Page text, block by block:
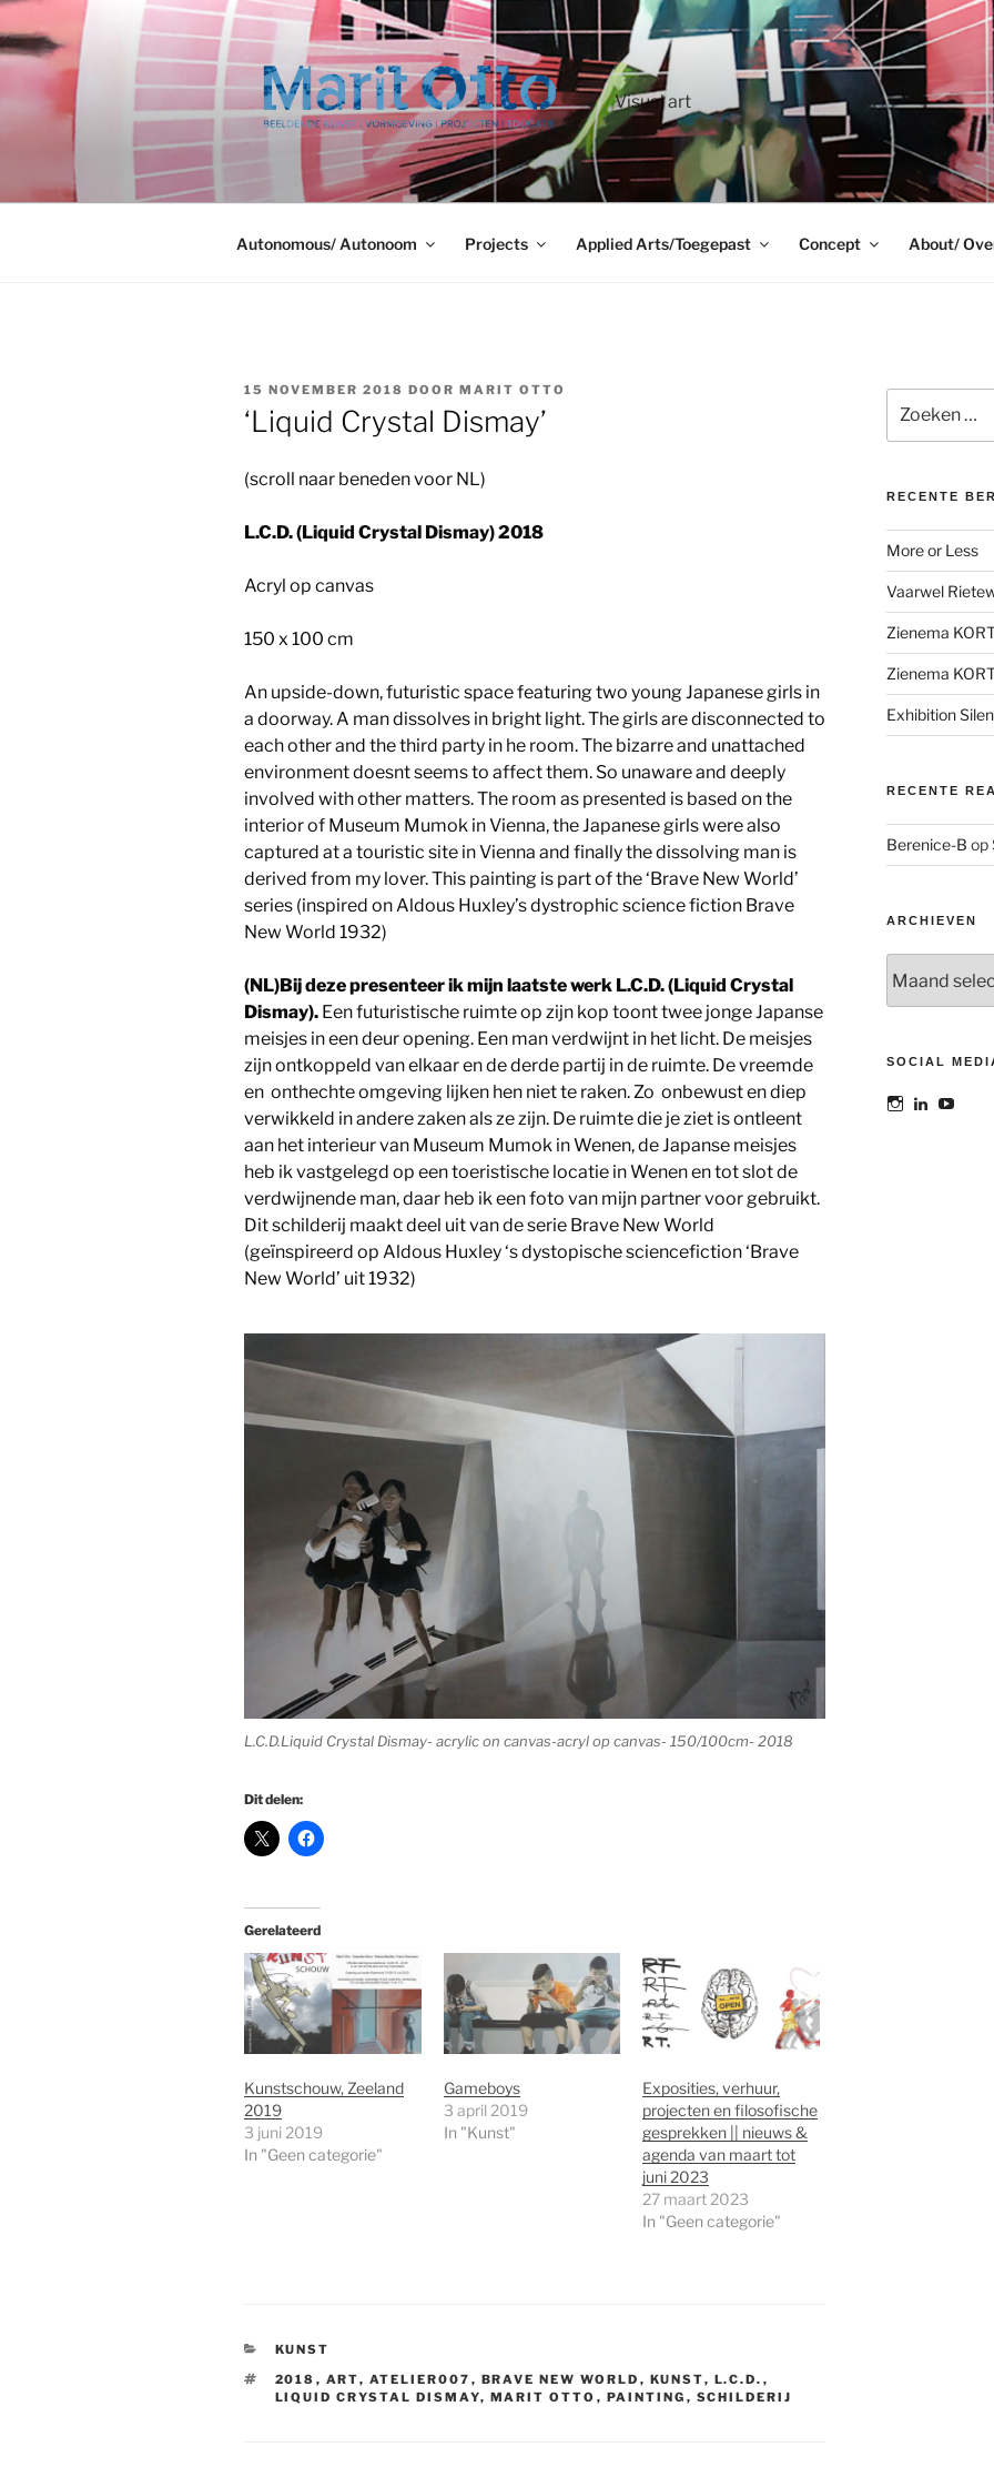
Ga
naar
de
Visual art
Autonomous/ Autonoom Projects Applied Arts/Toegepast Concept About/
GEPLAATST
OP
15 NOVEMBER 2018 DOOR MARIT OTTO
‘Liquid Crystal Dismay’
(scroll naar beneden voor NL)
L.C.D. (Liquid Crystal Dismay) 2018
Acryl op canvas
150 x 100 cm
An upside-down, futuristic space featuring two young Japanese girls in
a doorway. A man dissolves in bright light. The girls are disconnected to
each other and the third party in he room. The bizarre and unattached
environment doesnt seems to affect them. So unaware and deeply
involved with other matters. The room as presented is based on the
interior of Museum Mumok in Vienna, the Japanese girls were also
captured at a touristic site in Vienna and finally the dissolving man is
derived from my lover. This painting is part of the ‘Brave New World’
series (inspired on Aldous Huxley’s dystrophic science fiction Brave
New World 1932)
(NL)Bij deze presenteer ik mijn laatste werk L.C.D. (Liquid Crystal
Dismay). Een futuristische ruimte op zijn kop toont twee jonge Japanse
meisjes in een deur opening. Een man verdwijnt in het licht. De meisjes
zijn ontkoppeld van elkaar en de derde partij in de ruimte. De vreemde
en onthechte omgeving lijken hen niet te raken. Zo onbewust en diep
verwikkeld in andere zaken als ze zijn. De ruimte die je ziet is ontleent
aan het interieur van Museum Mumok in Wenen, de Japanse meisjes
heb ik vastgelegd op een toeristische locatie in Wenen en tot slot de
verdwijnende man, daar heb ik een foto van mijn partner voor gebruikt.
Dit schilderij maakt deel uit van de serie Brave New World
(geïnspireerd op Aldous Huxley ‘s dystopische sciencefiction ‘Brave
New World’ uit 1932)
L.C.D.Liquid Crystal Dismay- acrylic on canvas-acryl op canvas- 150/100cm- 2018
Dit delen:
Gerelateerd
Kunstschouw, Zeeland
2019
3 juni 2019
In "Geen categorie"
Gameboys
3 april 2019
In "Kunst"
Exposities, verhuur,
projecten en filosofische
gesprekken || nieuws &
agenda van maart tot
juni 2023
27 maart 2023
In "Geen categorie"
CATEGORIEËN
KUNST
TAGS
2018 , ART, ATELIER007 , BRAVE NEW WORLD , KUNST, L.C.D. ,
LIQUID CRYSTAL DISMAY, MARIT OTTO , PAINTING , SCHILDERIJ
naar:
RECENTE
More or Less
Vaarwel
Zienema
Zienema
Exhibition
RECENTE
Berenice-B op
ARCHIEVEN
SOCIAL
BekijkBekijkBekijk